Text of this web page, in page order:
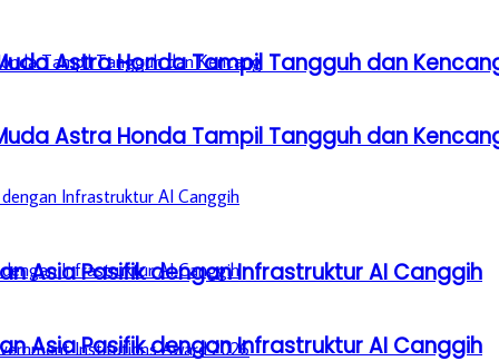
Astra Honda Tampil Tangguh dan
Asia Pasifik dengan Infrastruktur AI Canggih
Astra Honda Tampil Tangguh dan
Asia Pasifik dengan Infrastruktur AI Canggih